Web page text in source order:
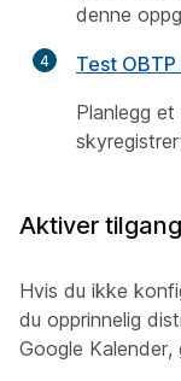
denne
4
Test
Planlegg
Aktiver
Hvis du ikke
du opprinnelig
Google Kalender,